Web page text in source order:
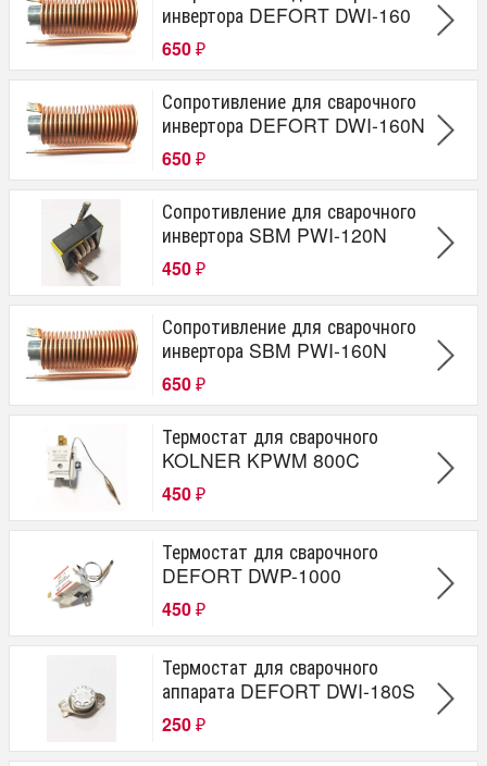
инвертора DEFORT DWI-160
650 ₽
Сопротивление для сварочного
инвертора DEFORT DWI-160N
650 ₽
Сопротивление для сварочного
инвертора SBM PWI-120N
450 ₽
Сопротивление для сварочного
инвертора SBM PWI-160N
650 ₽
Термостат для сварочного
KOLNER KPWM 800C
450 ₽
Термостат для сварочного
DEFORT DWP-1000
450 ₽
Термостат для сварочного
аппарата DEFORT DWI-180S
250 ₽